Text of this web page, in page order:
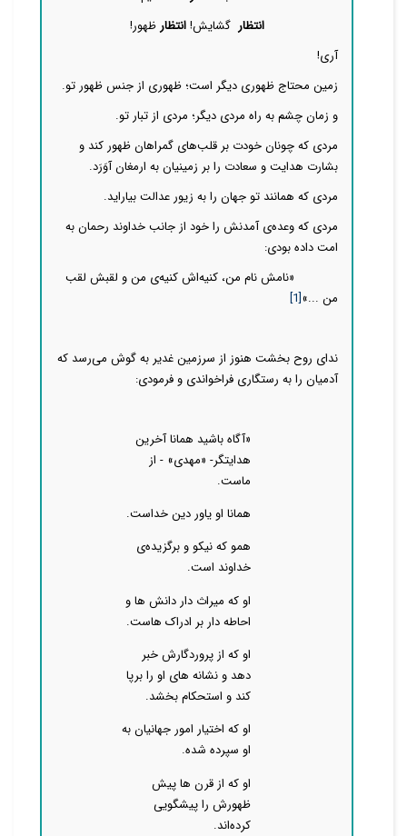
انتظار گشایش!انتظار ظهور!
آری!
زمین محتاج ظهوری دیگر است؛ ظهوری از جنس ظهور تو.
و زمان چشم به راه مردی دیگر؛ مردی از تبار تو.
مردی که چونان خودت بر قلب‌های گمراهان ظهور کند و
بشارت هدایت و سعادت را بر زمینیان به ارمغان آوَرَد.
مردی که همانند تو جهان را به زیور عدالت بیاراید.
مردی که وعده‌ی آمدنش را خود از جانب خداوند رحمان به
امت داده بودی:
«نامش نام من، کنیه‌اش کنیه‌ی من و لقبش لقب
من ...»[1]
ندای روح بخشت هنوز از سرزمین غدیر به گوش می‌رسد که
آدمیان را به رستگاری فراخواندی و فرمودی:
«آگاه باشید همانا آخرین
هدایتگر- «مهدی» - از
ماست.
همانا او یاور دین خداست.
همو که نیکو و برگزیده‌ی
خداوند است.
او که میراث دار دانش ها و
احاطه دار بر ادراک هاست.
او که از پروردگارش خبر
دهد و نشانه های او را برپا
کند و استحکام بخشد.
او که اختیار امور جهانیان به
او سپرده شده.
او که از قرن ها پیش
ظهورش را پیشگویی
کرده‌اند.